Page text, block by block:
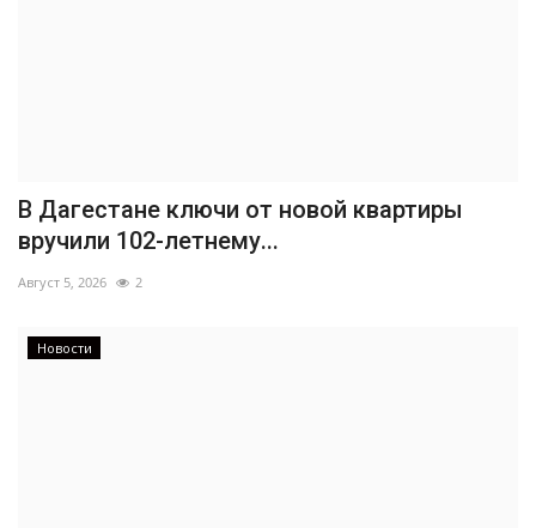
В Дагестане ключи от новой квартиры
вручили 102-летнему...
Август 5, 2026 2
Новости